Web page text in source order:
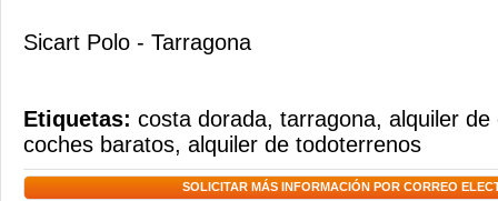
Sicart Polo - Tarragona
Etiquetas: costa dorada, tarragona, alquiler de
coches baratos, alquiler de todoterrenos
SOLICITAR MÁS INFORMACIÓN POR CORREO